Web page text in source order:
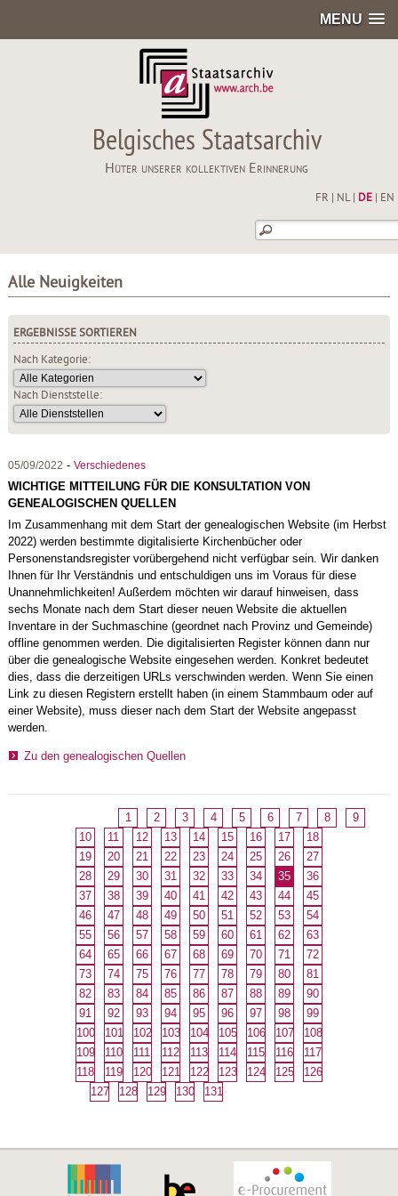
MENU
Belgisches Staatsarchiv
Hüter unserer kollektiven Erinnerung
FR NL| DE| EN
Alle Neuigkeiten
ERGEBNISSE SORTIEREN
Nach Kategorie:
Nach Dienststelle:
05/09/2022 - Verschiedenes
WICHTIGE MITTEILUNG FÜR DIE KONSULTATION VON
GENEALOGISCHEN QUELLEN
Im Zusammenhang mit dem Start der genealogischen Website (im Herbst
2022) werden bestimmte digitalisierte Kirchenbücher oder
Personenstandsregister vorübergehend nicht verfügbar sein. Wir danken
Ihnen für Ihr Verständnis und entschuldigen uns im Voraus für diese
Unannehmlichkeiten! Außerdem möchten wir darauf hinweisen, dass
sechs Monate nach dem Start dieser neuen Website die aktuellen
Inventare in der Suchmaschine (geordnet nach Provinz und Gemeinde)
offline genommen werden. Die digitalisierten Register können dann nur
über die genealogische Website eingesehen werden. Konkret bedeutet
dies, dass die derzeitigen URLs verschwinden werden. Wenn Sie einen
Link zu diesen Registern erstellt haben (in einem Stammbaum oder auf
einer Website), muss dieser nach dem Start der Website angepasst
werden.
Zu den genealogischen Quellen
1 2 3 4 5 6 7 8
9
10
11 12 13 14 15 16 17
18
19
20 21 22 23 24 25 26
27
28
29 30 31 32 33 34 35
36
37
38 39 40 41 42 43 44
45
46
47 48 49 50 51 52 53
54
55
56 57 58 59 60 61 62
63
64
65 66 67 68 69 70 71
72
73
74 75 76 77 78 79 80
81
82
83 84 85 86 87 88 89
90
91
92 93 94 95 96 97 98
99
100
101 102 103 104 105 106 107
108
109
110 111 112 113 114 115 116
117
118
119 120 121 122 123 124 125
126
127
128 129 130 131